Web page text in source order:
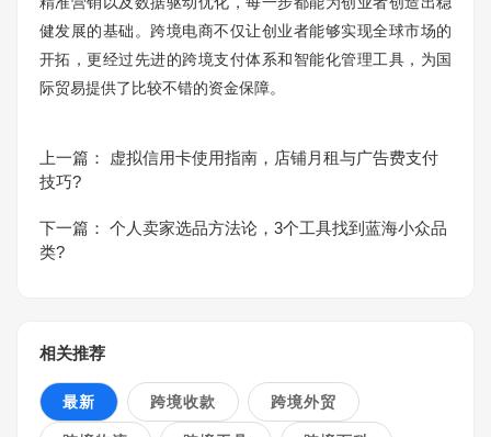
健发展的基础。跨境电商不仅让创业者能够实现全球市场的
开拓，更经过先进的跨境支付体系和智能化管理工具，为国
际贸易提供了比较不错的资金保障。
上一篇：
虚拟信用卡使用指南，店铺月租与广告费支付
技巧?
下一篇： 个人卖家选品方法论，3个工具找到蓝海小众品
类?
相关推荐
最新 跨境收款 跨境外贸